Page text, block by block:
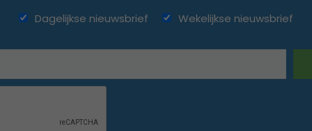
Dagelijkse nieuwsbrief Wekelijkse nieuwsbrief